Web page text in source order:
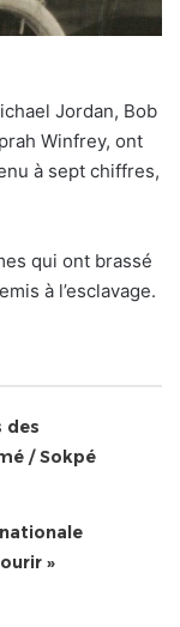
Jordan, Bob
Winfrey, ont
à sept chiffres,
qui ont brassé
à l’esclavage.
des
/ Sokpé
»